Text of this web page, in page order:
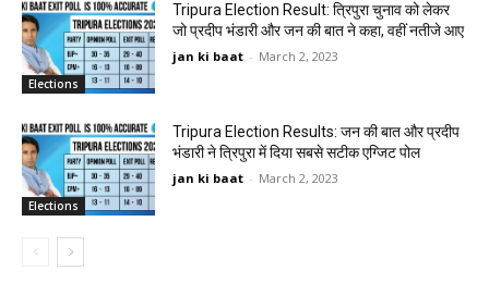
Elections
Tripura Election Result: त्रिपुरा चुनाव को लेकर
जो प्रदीप भंडारी और जन की बात ने कहा, वहीं नतीजे आए
jan ki baat - March 2, 2023
Elections
Tripura Election Results: जन की बात और प्रदीप
भंडारी ने त्रिपुरा में दिया सबसे सटीक एग्जिट पोल
jan ki baat - March 2, 2023